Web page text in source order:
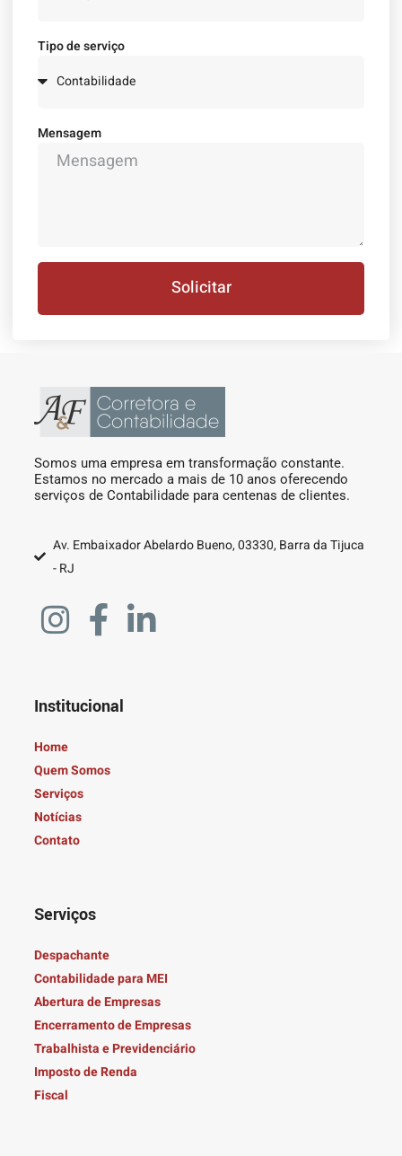
Tipo de serviço
Mensagem
Solicitar
Somos uma empresa em transformação constante.
Estamos no mercado a mais de 10 anos oferecendo
serviços de Contabilidade para centenas de clientes.
Av. Embaixador Abelardo Bueno, 03330, Barra da Tijuca
- RJ
Institucional
Home
Quem Somos
Serviços
Notícias
Contato
Serviços
Despachante
Contabilidade para MEI
Abertura de Empresas
Encerramento de Empresas
Trabalhista e Previdenciário
Imposto de Renda
Fiscal